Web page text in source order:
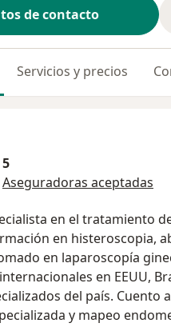
de contacto
Servicios y precios
5
Aseguradoras aceptadas
en el tratamiento
en histeroscopia,
en laparoscopía
en EEUU,
del país. Cuento
y mapeo